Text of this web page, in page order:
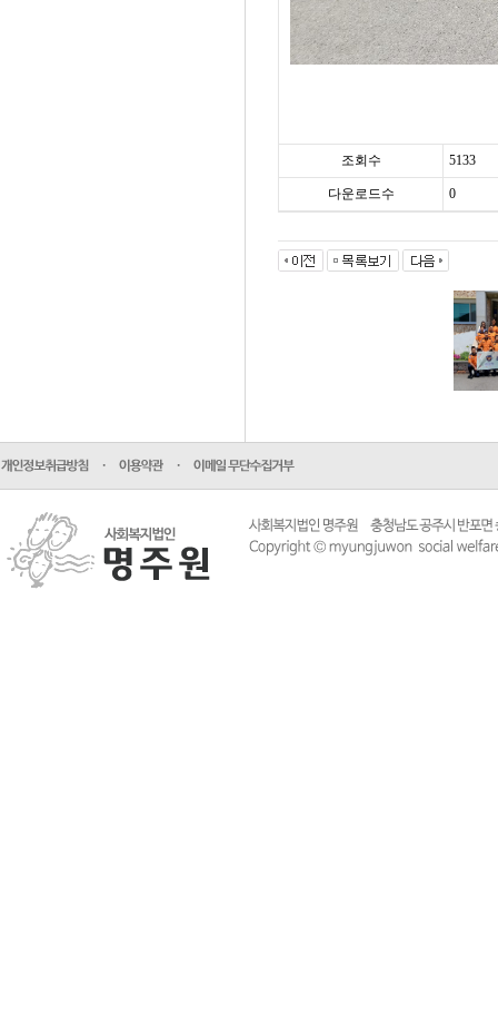
조회수 5133
다운로드수 0